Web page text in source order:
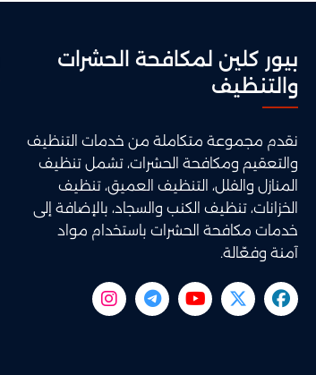
بيور كلين لمكافحة الحشرات
والتنظيف
نقدم مجموعة متكاملة من خدمات التنظيف
والتعقيم ومكافحة الحشرات، تشمل تنظيف
المنازل والفلل، التنظيف العميق، تنظيف
الخزانات، تنظيف الكنب والسجاد، بالإضافة إلى
خدمات مكافحة الحشرات باستخدام مواد
آمنة وفعّالة.